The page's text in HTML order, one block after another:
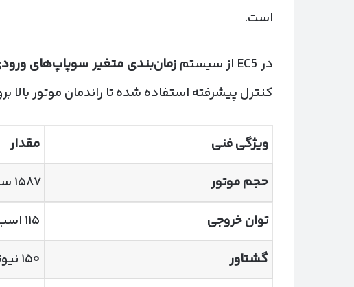
است.
در EC5 از سیستم زمان‌بندی متغیر سوپاپ‌های
کنترل پیشرفته استفاده شده تا راندمان موتور
ویژگی فنی
مقدار
حجم موتور
۱۵۸۷ سی‌سی
توان خروجی
۱۱۵ اسب‌بخار
گشتاور
۱۵۰ نیوتن‌متر